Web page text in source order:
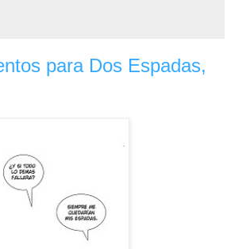
para Dos Espadas,